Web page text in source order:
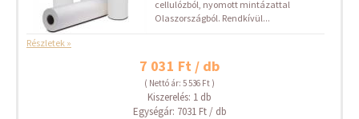
cellulózból, nyomott mintázattal
Olaszországból. Rendkívül...
Részletek »
7 031 Ft / db
( Nettó ár: 5 536 Ft )
Kiszerelés: 1 db
Egységár: 7031 Ft / db